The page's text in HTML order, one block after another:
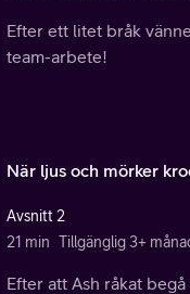
Efter ett litet bråk
team-arbete!
När ljus och mörker
Avsnitt 2
21 min Tillgänglig 3+
Efter att Ash råkat